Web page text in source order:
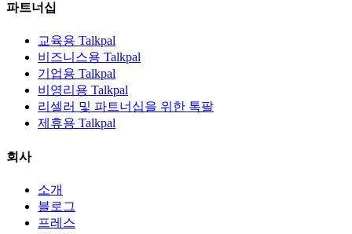
파트너십
교육용 Talkpal
비즈니스용 Talkpal
기업용 Talkpal
비영리용 Talkpal
리셀러 및 파트너십을 위한 톡팔
제휴용 Talkpal
회사
소개
블로그
프레스